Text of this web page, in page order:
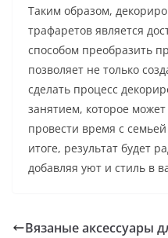
Таким образом,
трафаретов является
способом преобразить
позволяет не только
сделать процесс
занятием, которое
провести время с
итоге, результат будет
добавляя уют и стиль в
Вязаные аксессуары